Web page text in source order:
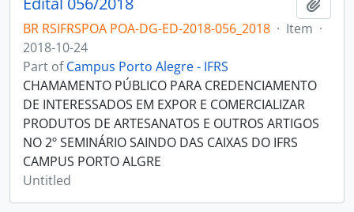
BR RSIFRSPOA POA-DG-ED-2018-056_2018 · Item ·
2018-10-24
Part ofCampus Porto Alegre - IFRS
CHAMAMENTO PÚBLICO PARA CREDENCIAMENTO
DE INTERESSADOS EM EXPOR E COMERCIALIZAR
PRODUTOS DE ARTESANATOS E OUTROS ARTIGOS
NO 2º SEMINÁRIO SAINDO DAS CAIXAS DO IFRS
CAMPUS PORTO ALGRE
Untitled